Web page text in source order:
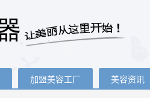
加盟美容工厂 美容资讯